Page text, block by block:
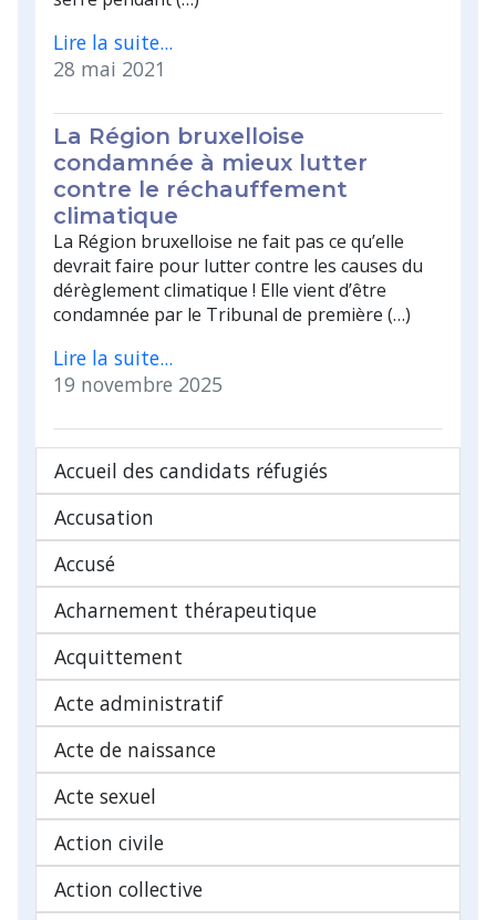
Lire la suite...
28 mai 2021
La Région bruxelloise
condamnée à mieux lutter
contre le réchauffement
climatique
La Région bruxelloise ne fait pas ce qu’elle
devrait faire pour lutter contre les causes du
dérèglement climatique ! Elle vient d’être
condamnée par le Tribunal de première (…)
Lire la suite...
19 novembre 2025
Accueil des candidats réfugiés
Accusation
Accusé
Acharnement thérapeutique
Acquittement
Acte administratif
Acte de naissance
Acte sexuel
Action civile
Action collective